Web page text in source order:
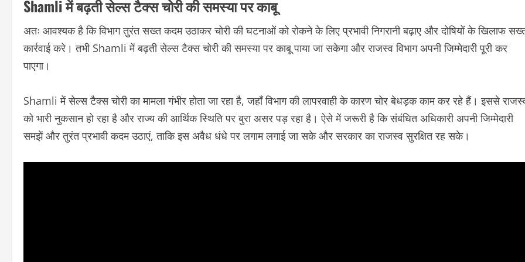
Shamli में बढ़ती सेल्स टैक्स चोरी की समस्या पर काबू
अतः आवश्यक है कि विभाग तुरंत सख्त कदम उठाकर चोरी की घटनाओं को रोकने के लिए प्रभावी निगरानी बढ़ाए और दोषियों के खिलाफ
कार्रवाई करे। तभी Shamli में बढ़ती सेल्स टैक्स चोरी की समस्या पर काबू पाया जा सकेगा और राजस्व विभाग अपनी जिम्मेदारी पूरी कर
पाएगा।
Shamli में सेल्स टैक्स चोरी का मामला गंभीर होता जा रहा है, जहाँ विभाग की लापरवाही के कारण चोर बेधड़क काम कर रहे हैं। इससे
को भारी नुकसान हो रहा है और राज्य की आर्थिक स्थिति पर बुरा असर पड़ रहा है। ऐसे में जरूरी है कि संबंधित अधिकारी अपनी जिम्मेदारी
समझें और तुरंत प्रभावी कदम उठाएं, ताकि इस अवैध धंधे पर लगाम लगाई जा सके और सरकार का राजस्व सुरक्षित रह सके।